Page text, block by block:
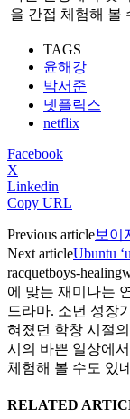
을 간접 체험해 볼
TAGS
윤해강
박서준
넷플릭스
netflix
Facebook
X
Linkedin
Copy URL
Previous article보이
Next articleUbuntu
racquetboys-
에 맞는 재미나는
드라마. 소년 성장
혀졌던 학창 시절
시의 바쁜 일상에
체험해 볼 수도 있
RELATED